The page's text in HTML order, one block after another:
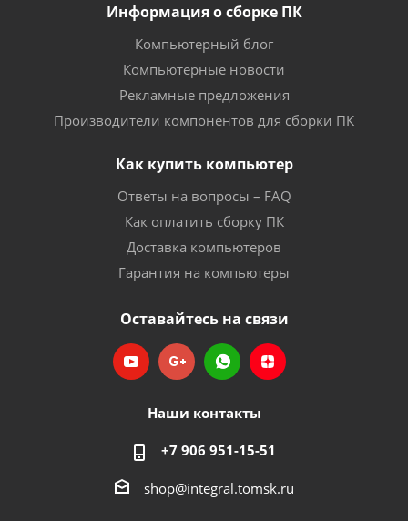
Информация о сборке ПК
Компьютерный блог
Компьютерные новости
Рекламные предложения
Производители компонентов для сборки ПК
Как купить компьютер
Ответы на вопросы – FAQ
Как оплатить сборку ПК
Доставка компьютеров
Гарантия на компьютеры
Оставайтесь на связи
Наши контакты
+7 906 951-15-51
shop@integral.tomsk.ru